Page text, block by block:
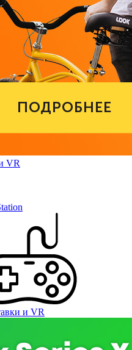
VR
и VR